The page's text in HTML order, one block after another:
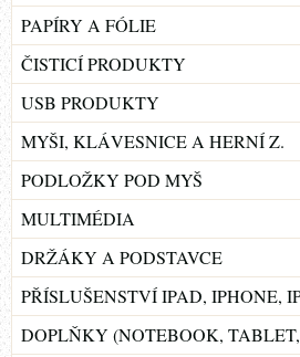
PAPÍRY A FÓLIE
ČISTICÍ PRODUKTY
USB PRODUKTY
MYŠI, KLÁVESNICE A HERNÍ Z.
PODLOŽKY POD MYŠ
MULTIMÉDIA
DRŽÁKY A PODSTAVCE
PŘÍSLUŠENSTVÍ IPAD, IPHONE,
DOPLŇKY (NOTEBOOK,